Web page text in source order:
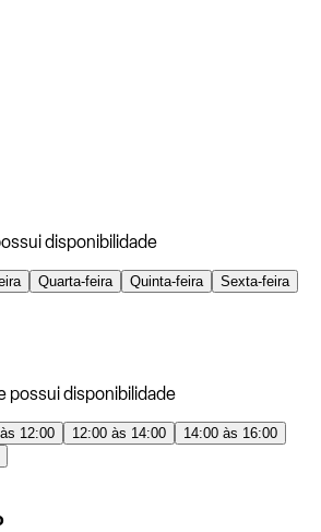
disponibilidade
Quarta-feira Quinta-feira
Sexta-feira
possui disponibilidade
12:00 12:00 às 14:00
14:00 às 16:00